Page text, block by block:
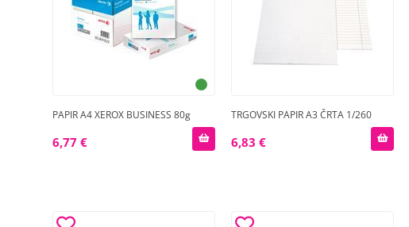
PAPIR A4 XEROX BUSINESS 80g
6,77 €
TRGOVSKI PAPIR A3 ČRTA 1/260
6,83 €